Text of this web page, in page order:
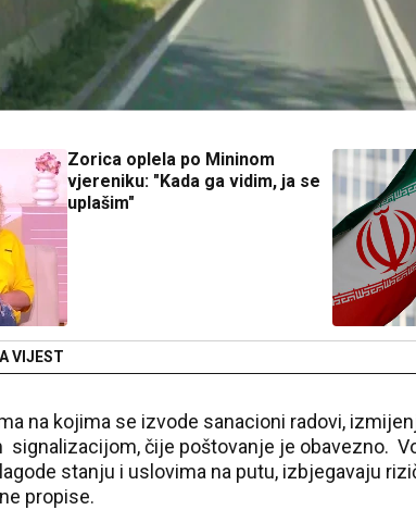
Zorica oplela po Mininom
vjereniku: "Kada ga vidim, ja se
uplašim"
VIJEST
na kojima se izvode sanacioni radovi,
signalizacijom, čije poštovanje je obavezno.
stanju i uslovima na putu, izbjegavaju
propise.